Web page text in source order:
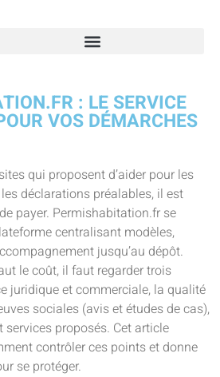
: LE SERVICE
VOS DÉMARCHES
qui proposent d’aider pour les
déclarations préalables, il est
payer. Permishabitation.fr se
centralisant modèles,
jusqu’au dépôt.
le coût, il faut regarder trois
juridique et commerciale, la qualité
sociales (avis et études de cas),
proposés. Cet article
contrôler ces points et donne
se protéger.